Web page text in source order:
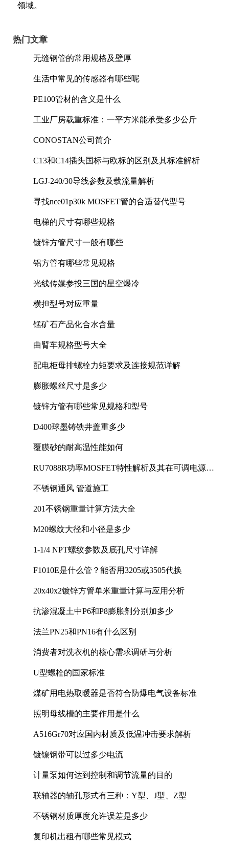
领域。
热门文章
无缝钢管的常用规格及壁厚
生活中常见的传感器有哪些呢
PE100管材的含义是什么
工业厂房载重标准：一平方米能承受多少公斤
CONOSTAN公司简介
C13和C14插头国标与欧标的区别及其标准解析
LGJ-240/30导线参数及载流量解析
寻找nce01p30k MOSFET管的合适替代型号
电梯的尺寸有哪些规格
镀锌方管尺寸一般有哪些
铝方管有哪些常见规格
光线传媒参投三国的星空爆冷
横担型号对应重量
锰矿石产品化合水含量
曲臂车规格型号大全
配电柜母排螺栓力矩要求及连接规范详解
膨胀螺丝尺寸是多少
镀锌方管有哪些常见规格和型号
D400球墨铸铁井盖重多少
覆膜砂的耐高温性能如何
RU7088R功率MOSFET特性解析及其在可调电源设
不锈钢通风 管道施工
201不锈钢重量计算方法大全
M20螺纹大径和小径是多少
1-1/4 NPT螺纹参数及底孔尺寸详解
F1010E是什么管？能否用3205或3505代换
20x40x2镀锌方管单米重量计算与应用分析
抗渗混凝土中P6和P8膨胀剂分别加多少
法兰PN25和PN16有什么区别
消费者对洗衣机的核心需求调研与分析
U型螺栓的国家标准
煤矿用电热取暖器是否符合防爆电气设备标准
照明母线槽的主要作用是什么
A516Gr70对应国内材质及低温冲击要求解析
镀镍钢带可以过多少电流
计量泵如何达到控制和调节流量的目的
联轴器的轴孔形式有三种：Y型、J型、Z型
不锈钢材质厚度允许误差是多少
复印机出租有哪些常见模式